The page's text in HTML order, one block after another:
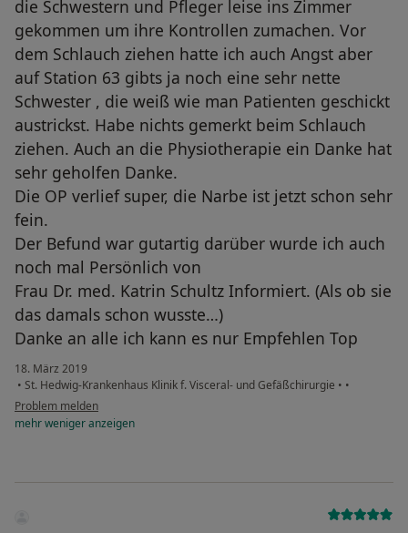
die Schwestern und Pfleger leise ins Zimmer
gekommen um ihre Kontrollen zumachen. Vor
dem Schlauch ziehen hatte ich auch Angst aber
auf Station 63 gibts ja noch eine sehr nette
Schwester , die weiß wie man Patienten geschickt
austrickst. Habe nichts gemerkt beim Schlauch
ziehen. Auch an die Physiotherapie ein Danke hat
sehr geholfen Danke.
Die OP verlief super, die Narbe ist jetzt schon sehr
fein.
Der Befund war gutartig darüber wurde ich auch
noch mal Persönlich von
Frau Dr. med. Katrin Schultz Informiert. (Als ob sie
das damals schon wusste…)
Danke an alle ich kann es nur Empfehlen Top
18. März 2019
• St. Hedwig-Krankenhaus Klinik f. Visceral- und Gefäßchirurgie • •
Problem melden
mehrwenigeranzeigen